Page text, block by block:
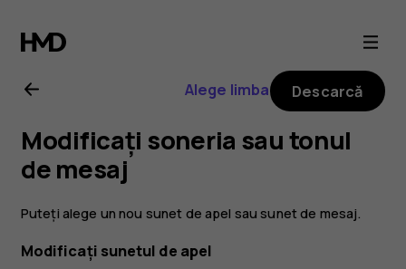
Ghid
de
utilizare
pentru
Nokia
Alege limba Descarcă
Modificați soneria sau tonul
de mesaj
Puteți alege un nou sunet de apel sau sunet de mesaj.
Modificați sunetul de apel